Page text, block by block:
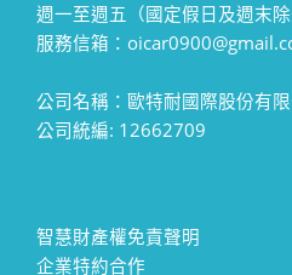
週一至週五（國定假日及週末
服務信箱：
公司名稱：歐特耐國際股份有
公司統編: 12662709
智慧財產權免責聲明
企業特約合作